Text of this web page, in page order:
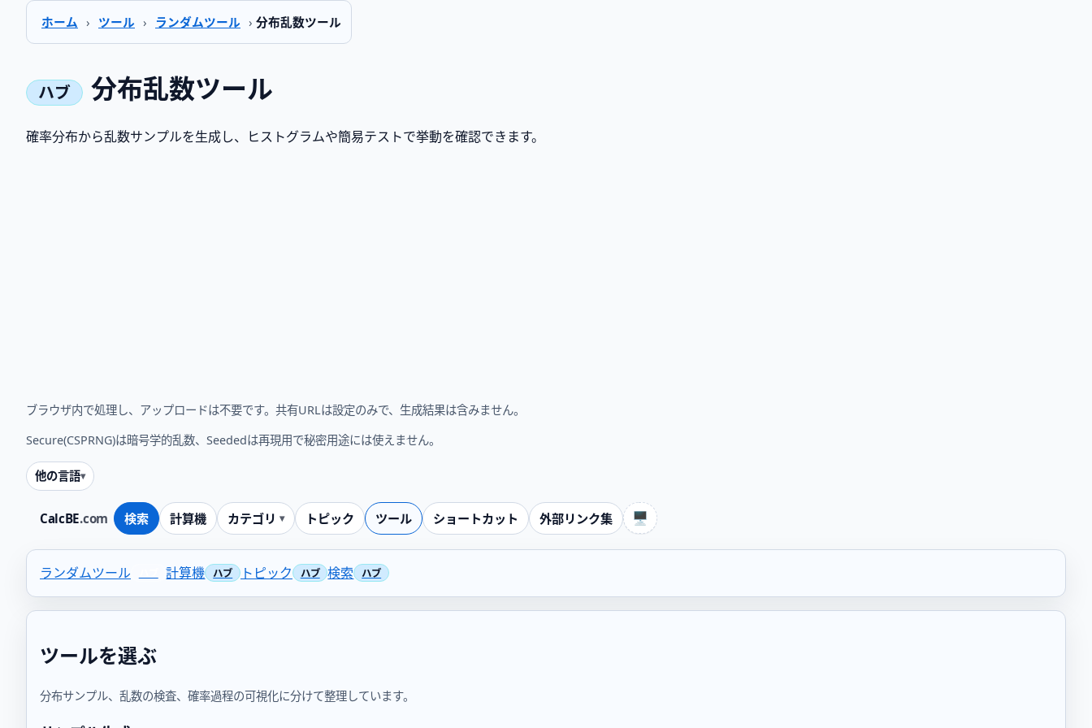
ホーム › ツール › ランダムツール › 分布乱数ツール
CalcBE.com 検索 計算機 カテゴリ トピック ツール ショートカット 外部リンク集 🖥️
分布乱数ツール
確率分布から乱数サンプルを生成し、ヒストグラムや簡易テストで挙動を確認できます。
ブラウザ内で処理し、アップロードは不要です。共有URLは設定のみで、生成結果は含みません。
Secure(CSPRNG)は暗号学的乱数、Seededは再現用で秘密用途には使えません。
他の言語
ランダムツール 計算機 トピック 検索
ツールを選ぶ
分布サンプル、乱数の検査、確率過程の可視化に分けて整理しています。